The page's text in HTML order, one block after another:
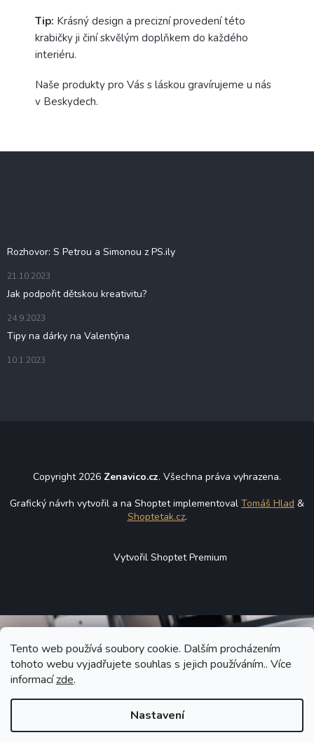
Tento web používá soubory cookie. Dalším procházením
tohoto webu vyjadřujete souhlas s jejich používáním.. Více
informacízde.
Nastavení
Tip: Krásný design a precizní provedení této
krabičky ji činí skvělým doplňkem do každého
interiéru.
Naše produkty pro Vás s láskou gravírujeme u nás
v Beskydech.
Rozhovor: S Petrou a Simonou z PS.ily
21.10.2023
Jak podpořit dětskou kreativitu?
24.9.2023
Tipy na dárky na Valentýna
10.1.2023
Copyright 2026 Zenavico.cz. Všechna práva vyhrazena.
Grafický návrh vytvořil a na Shoptet implementoval Tomáš Hlad &
Shoptetak.cz.
Vytvořil Shoptet Premium